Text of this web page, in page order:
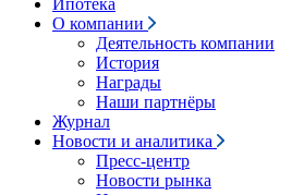
Ипотека
О компании
Деятельность компании
История
Награды
Наши партнёры
Журнал
Новости и аналитика
Пресс-центр
Новости рынка